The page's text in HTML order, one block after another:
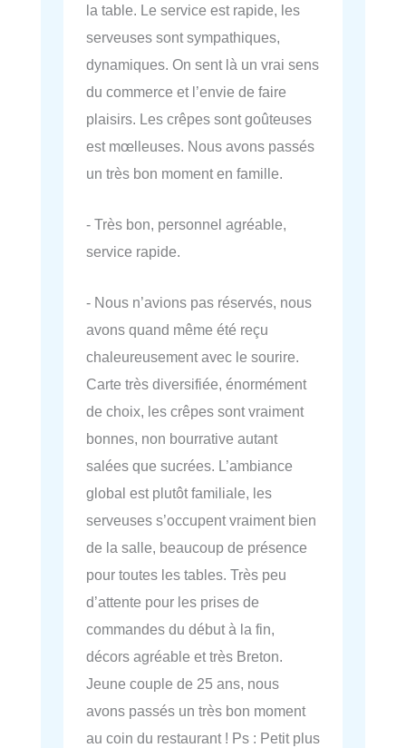
la table. Le service est rapide, les
serveuses sont sympathiques,
dynamiques. On sent là un vrai sens
du commerce et l’envie de faire
plaisirs. Les crêpes sont goûteuses
est mœlleuses. Nous avons passés
un très bon moment en famille.
- Très bon, personnel agréable,
service rapide.
- Nous n’avions pas réservés, nous
avons quand même été reçu
chaleureusement avec le sourire.
Carte très diversifiée, énormément
de choix, les crêpes sont vraiment
bonnes, non bourrative autant
salées que sucrées. L’ambiance
global est plutôt familiale, les
serveuses s’occupent vraiment bien
de la salle, beaucoup de présence
pour toutes les tables. Très peu
d’attente pour les prises de
commandes du début à la fin,
décors agréable et très Breton.
Jeune couple de 25 ans, nous
avons passés un très bon moment
au coin du restaurant ! Ps : Petit plus